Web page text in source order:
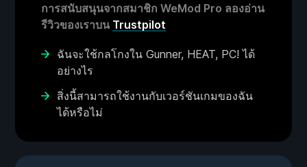
การสนับสนุนจากสมาชิก WeMod Pro ลองอ่าน
รีวิวของเราบน Trustpilot
ฉันจะใช้กลโกงใน Gunner, HEAT, PC! ได้
อย่างไร
สิ่งนี้สามารถใช้งานกับเวอร์ชันเกมของฉัน
ได้หรือไม่